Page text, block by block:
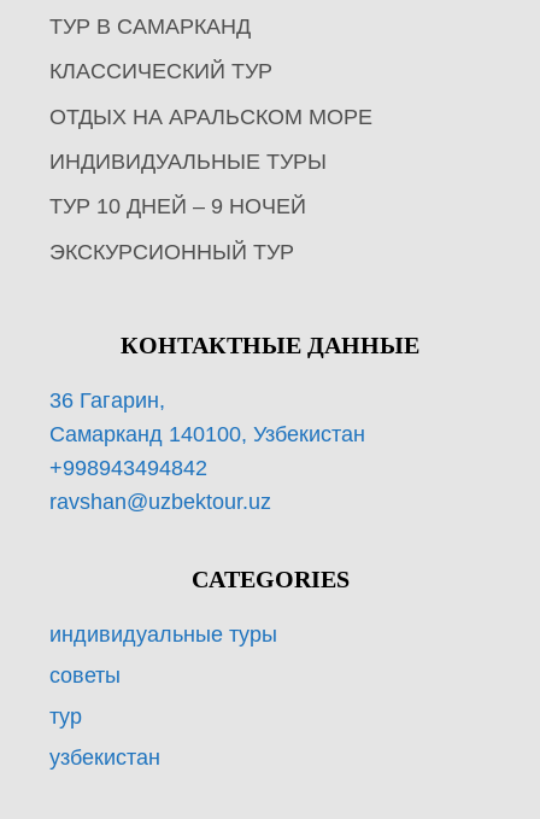
ТУР В САМАРКАНД
КЛАССИЧЕСКИЙ ТУР
ОТДЫХ НА АРАЛЬСКОМ МОРЕ
ИНДИВИДУАЛЬНЫЕ ТУРЫ
ТУР 10 ДНЕЙ – 9 НОЧЕЙ
ЭКСКУРСИОННЫЙ ТУР
КОНТАКТНЫЕ ДАННЫЕ
36 Гагарин,
Самарканд 140100, Узбекистан
+998943494842
ravshan@uzbektour.uz
CATEGORIES
индивидуальные туры
советы
тур
узбекистан